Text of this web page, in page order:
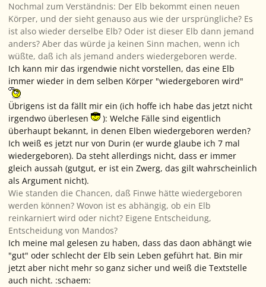
Nochmal zum Verständnis: Der Elb bekommt einen neuen
Körper, und der sieht genauso aus wie der ursprüngliche? Es
ist also wieder derselbe Elb? Oder ist dieser Elb dann jemand
anders? Aber das würde ja keinen Sinn machen, wenn ich
wüßte, daß ich als jemand anders wiedergeboren werde.
Ich kann mir das irgendwie nicht vorstellen, das eine Elb
immer wieder in dem selben Körper "wiedergeboren wird"
Übrigens ist da fällt mir ein (ich hoffe ich habe das jetzt nicht
irgendwo überlesen
): Welche Fälle sind eigentlich
überhaupt bekannt, in denen Elben wiedergeboren werden?
Ich weiß es jetzt nur von Durin (er wurde glaube ich 7 mal
wiedergeboren). Da steht allerdings nicht, dass er immer
gleich aussah (gutgut, er ist ein Zwerg, das gilt wahrscheinlich
als Argument nicht).
Wie standen die Chancen, daß Finwe hätte wiedergeboren
werden können? Wovon ist es abhängig, ob ein Elb
reinkarniert wird oder nicht? Eigene Entscheidung,
Entscheidung von Mandos?
Ich meine mal gelesen zu haben, dass das daon abhängt wie
"gut" oder schlecht der Elb sein Leben geführt hat. Bin mir
jetzt aber nicht mehr so ganz sicher und weiß die Textstelle
auch nicht. :schaem: